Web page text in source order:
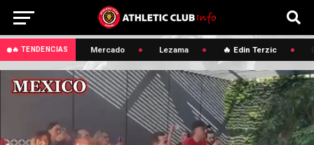
🔥 TENDENCIAS
LaLiga Mercado Lezama 🔥 Edin Terzic